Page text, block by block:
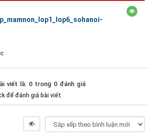
viết là: 0 trong 0 đánh giá
để đánh giá bài viết